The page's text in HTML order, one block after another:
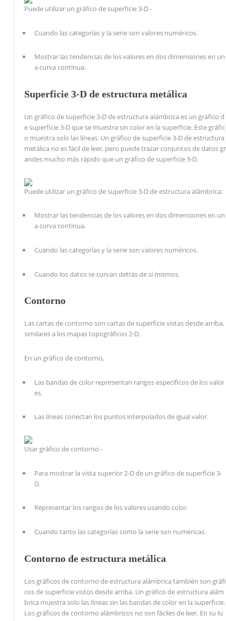
Puede utilizar un gráfico de superficie 3-D -
Cuando las categorías y la serie son valores numéricos.
Mostrar las tendencias de los valores en dos dimensiones en un
a curva continua.
Superficie 3-D de estructura metálica
Un gráfico de superficie 3-D de estructura alámbrica es un gráfico d
e superficie 3-D que se muestra sin color en la superficie. Este gráfic
o muestra solo las líneas. Un gráfico de superficie 3-D de estructura
metálica no es fácil de leer, pero puede trazar conjuntos de datos gr
andes mucho más rápido que un gráfico de superficie 3-D.
Puede utilizar un gráfico de superficie 3-D de estructura alámbrica:
Mostrar las tendencias de los valores en dos dimensiones en un
a curva continua.
Cuando las categorías y la serie son valores numéricos.
Cuando los datos se curvan detrás de sí mismos.
Contorno
Las cartas de contorno son cartas de superficie vistas desde arriba,
similares a los mapas topográficos 2-D.
En un gráfico de contorno,
Las bandas de color representan rangos específicos de los valor
es.
Las líneas conectan los puntos interpolados de igual valor.
Usar gráfico de contorno -
Para mostrar la vista superior 2-D de un gráfico de superficie 3-
D.
Representar los rangos de los valores usando color.
Cuando tanto las categorías como la serie son numéricas.
Contorno de estructura metálica
Los gráficos de contorno de estructura alámbrica también son gráfi
cos de superficie vistos desde arriba. Un gráfico de estructura alám
brica muestra solo las líneas sin las bandas de color en la superficie.
Los gráficos de contorno alámbricos no son fáciles de leer. En su lu